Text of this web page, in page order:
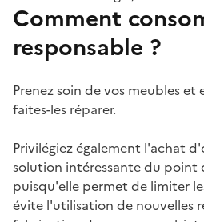
Comment
responsable ?
Prenez soin de vos meubles
faites-les réparer.
Privilégiez également l'achat
solution intéressante du point
puisqu'elle permet de limiter
évite l'utilisation de nouvelles